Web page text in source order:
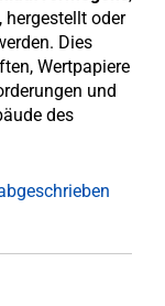
oder
Dies
Wertpapiere
und
des